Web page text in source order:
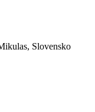
Slovensko